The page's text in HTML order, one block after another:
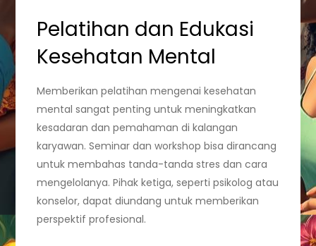
Pelatihan dan Edukasi
Kesehatan Mental
Memberikan pelatihan mengenai kesehatan
mental sangat penting untuk meningkatkan
kesadaran dan pemahaman di kalangan
karyawan. Seminar dan workshop bisa dirancang
untuk membahas tanda-tanda stres dan cara
mengelolanya. Pihak ketiga, seperti psikolog atau
konselor, dapat diundang untuk memberikan
perspektif profesional.